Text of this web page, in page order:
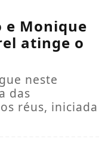
e Monique
atinge o
neste
das
réus, iniciada